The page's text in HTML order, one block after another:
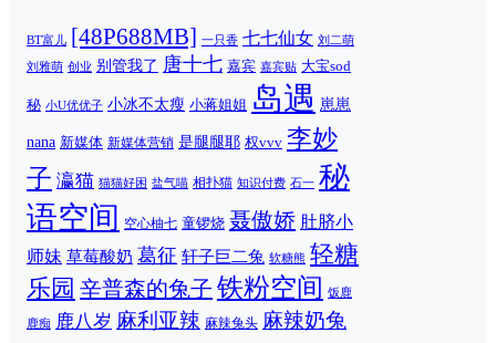
BT富儿 [48P688MB] 一只香 七七仙女 刘二萌
刘雅萌 创业 别管我了 唐十七 嘉宾 嘉宾贴 大宝sod
秘 小U优优子 小冰不太瘦 小蒋姐姐 岛遇 崽崽
nana 新媒体 新媒体营销 是腿腿耶 权vvv 李妙
子 瀛猫 猫猫好困 盐气喵 相扑猫 知识付费 石一 秘
语空间
空心柚七 童锣烧 聂傲娇 肚脐小
师妹 草莓酸奶 葛征 轩子巨二兔 软糖熊 轻糖
乐园 辛普森的兔子 铁粉空间 饭鹿
鹿痴 鹿八岁 麻利亚辣 麻辣兔头 麻辣奶兔